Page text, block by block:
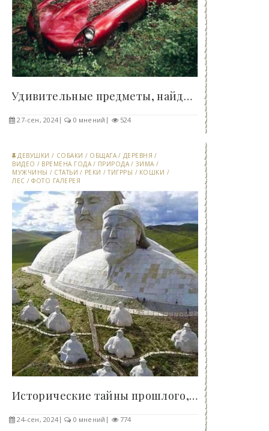
Удивительные предметы, найденные в лесу - «Клуб -..
27-сен, 2024 0 мнений 524
ДЕВУШКИ / СОБАКИ / ОБЩАГА / ДЕРЕВНЯ /
ВИДЕО / ВРЕМЕНА ГОДА / ПРИРОДА / ЗИМА /
МУЖЧИНЫ / СТАТЬИ / РЕКИ /ТИГРРЫ / КОШКИ /
ЛЕС /ФОТО ГАЛЕРЕЯ
Исторические тайны прошлого, которые остаются..
24-сен, 2024 0 мнений 774